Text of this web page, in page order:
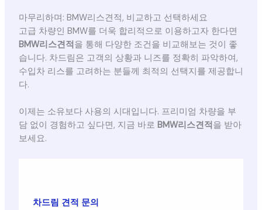
마무리하며: BMW리스견적, 비교하고 선택하세요
고급 차량인 BMW를 더욱 합리적으로 이용하고자 한다면
BMW리스견적 을 통해 다양한 조건을 비교해보는 것이 좋
습니다. 차드림은 고객의 상황과 니즈를 정확히 파악하여,
수입차 리스를 고려하는 분들께 최적의 선택지를 제공합니
다.
이제는 소유보다 사용의 시대입니다. 프리미엄 차량을 부
담 없이 경험하고 싶다면, 지금 바로 BMW리스견적 을 받아
보세요.
차드림 견적 문의